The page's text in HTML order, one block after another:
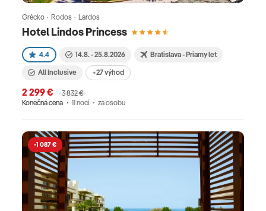
Hotel Lindos Princess
Grécko · Rodos · Lardos
4.4 14.8. - 25.8.2026 Bratislava - Priamy let
All Inclusive +27 výhod
2 299 €
3 832 €
Konečná cena
11 nocí za osobu
-1 087 €